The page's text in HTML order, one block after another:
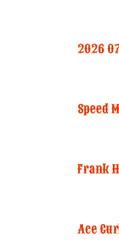
2026
Speed
Frank
Ace